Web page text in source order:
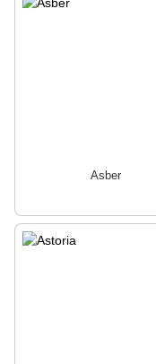
Asber